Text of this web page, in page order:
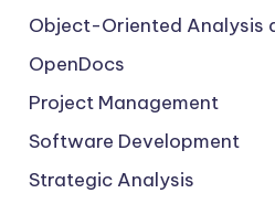
Object-Oriented Analysis
OpenDocs
Project Management
Software Development
Strategic Analysis